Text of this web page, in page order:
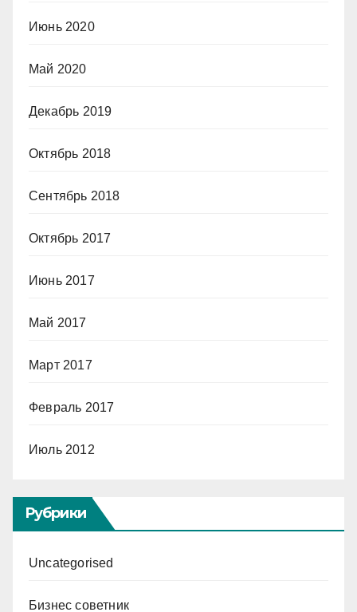
Июнь 2020
Май 2020
Декабрь 2019
Октябрь 2018
Сентябрь 2018
Октябрь 2017
Июнь 2017
Май 2017
Март 2017
Февраль 2017
Июль 2012
Рубрики
Uncategorised
Бизнес советник